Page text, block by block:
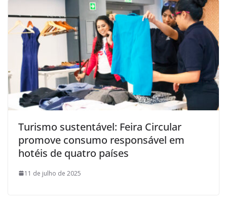
Turismo sustentável: Feira Circular
promove consumo responsável em
hotéis de quatro países
11 de julho de 2025